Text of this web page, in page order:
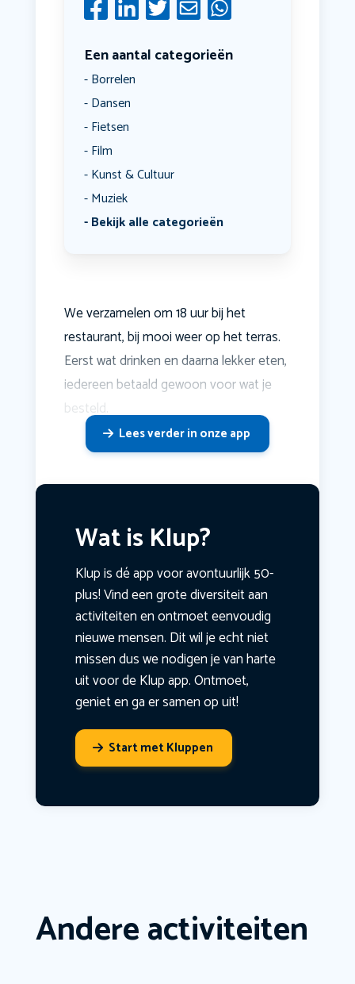
Een aantal categorieën
Borrelen
Dansen
Fietsen
Film
Kunst & Cultuur
Muziek
Bekijk alle categorieën
We verzamelen om 18 uur bij het
restaurant, bij mooi weer op het terras.
Eerst wat drinken en daarna lekker eten,
iedereen betaald gewoon voor wat je
besteld.
Lees verder in onze app
Wat is Klup?
Klup is dé app voor avontuurlijk 50-
plus! Vind een grote diversiteit aan
activiteiten en ontmoet eenvoudig
nieuwe mensen. Dit wil je echt niet
missen dus we nodigen je van harte
uit voor de Klup app. Ontmoet,
geniet en ga er samen op uit!
Start met Kluppen
Andere activiteiten